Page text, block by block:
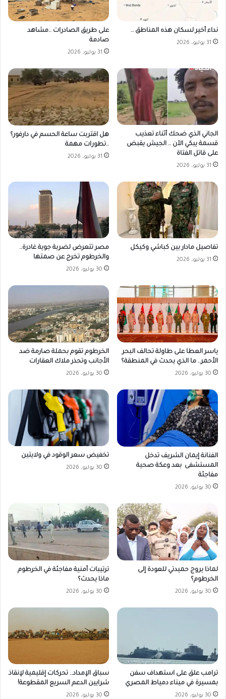
نداء أخير لسكان هذه المناطق ..
31 يوليو، 2026
على طريق الصادرات ..مشاهد
صادمة
31 يوليو، 2026
الجاني الذي ضحك أثناء تعذيب
قسمة يبكي الآن .. الجيش يقبض
على قاتل الفتاة
31 يوليو، 2026
هل اقتربت ساعة الحسم في دارفور؟
..تطورات مهمة
31 يوليو، 2026
تفاصيل مادار بين كباشي وكيكل
31 يوليو، 2026
مصر تتعرض لضربة جوية غادرة..
والخرطوم تخرج عن صمتها
30 يوليو، 2026
ياسر العطا على طاولة تحالف البحر
الأحمر.. ما الذي يحدث في المنطقة؟
30 يوليو، 2026
الخرطوم تقوم بحملة صارمة ضد
الأجانب وتحذر ملاك العقارات
30 يوليو، 2026
الفنانة إيمان الشريف تدخل
المستشفى بعد وعكة صحية
مفاجئة
30 يوليو، 2026
تخفيض سعر الوقود في ولايتين
30 يوليو، 2026
لماذا يروج حميدتي للعودة إلى
الخرطوم؟
30 يوليو، 2026
ترتيبات أمنية مفاجئة في الخرطوم
ماذا يحدث؟
30 يوليو، 2026
ترامب علق على استهداف سفن
بمسيرة في ميناء دمياط المصري
30 يوليو، 2026
سباق الإمداد.. تحركات إقليمية لإنقاذ
شرايين الدعم السريع المقطوعة!
30 يوليو، 2026